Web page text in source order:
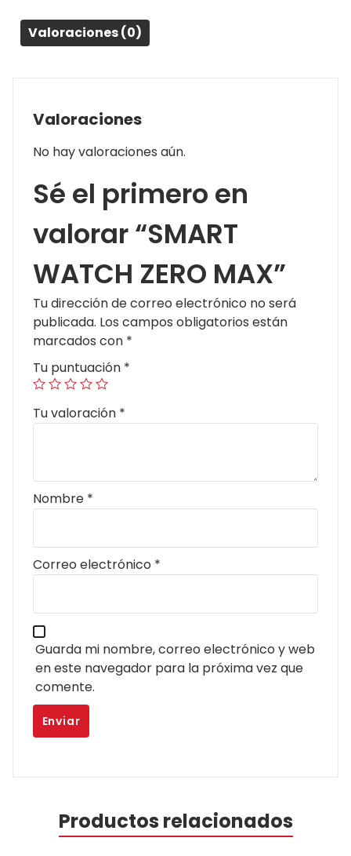
Valoraciones (0)
Valoraciones
No hay valoraciones aún.
Sé el primero en
valorar “SMART
WATCH ZERO MAX”
Tu dirección de correo electrónico no será
publicada. Los campos obligatorios están
marcados con *
Tu puntuación *
Tu valoración *
Nombre *
Correo electrónico *
Guarda mi nombre, correo electrónico y web
en este navegador para la próxima vez que
comente.
Productos relacionados